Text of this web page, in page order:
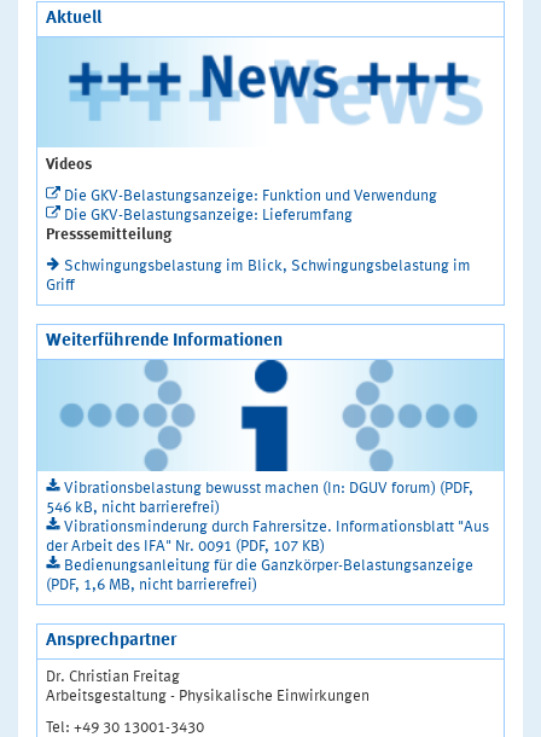
Aktuell
Videos
Die GKV-Belastungsanzeige: Funktion und Verwendung
Die GKV-Belastungsanzeige: Lieferumfang
Presssemitteilung
Schwingungsbelastung im Blick, Schwingungsbelastung im
Griff
Weiterführende Informationen
Vibrationsbelastung bewusst machen (In: DGUV forum) (PDF,
546 kB, nicht barrierefrei)
Vibrationsminderung durch Fahrersitze. Informationsblatt "Aus
der Arbeit des IFA" Nr. 0091 (PDF, 107 KB)
Bedienungsanleitung für die Ganzkörper-Belastungsanzeige
(PDF, 1,6 MB, nicht barrierefrei)
Ansprechpartner
Dr. Christian Freitag
Arbeitsgestaltung - Physikalische Einwirkungen
Tel: +49 30 13001-3430